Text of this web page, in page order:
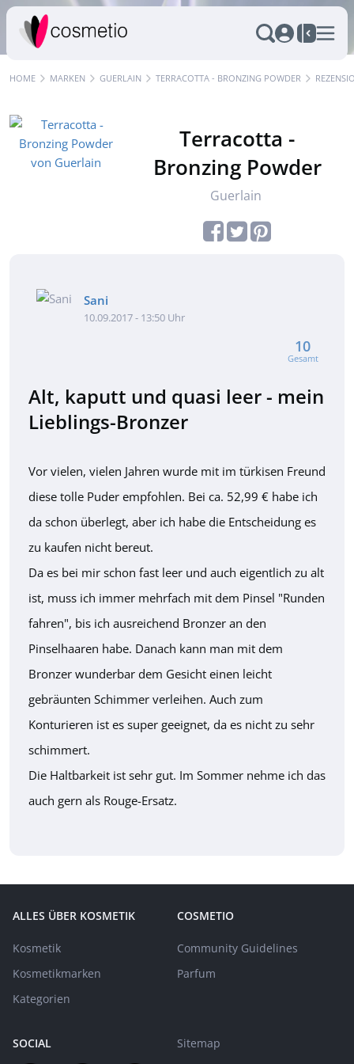
HOME MARKEN GUERLAIN TERRACOTTA - BRONZING POWDER
Terracotta -
Bronzing Powder
Guerlain
Sani
10.09.2017 - 13:50 Uhr
10
Gesamt
Alt, kaputt und quasi leer - mein
Lieblings-Bronzer
Vor vielen, vielen Jahren wurde mit im türkisen Freund
diese tolle Puder empfohlen. Bei ca. 52,99 € habe ich
da schon überlegt, aber ich habe die Entscheidung es
zu kaufen nicht bereut.
Da es bei mir schon fast leer und auch eigentlich zu alt
ist, muss ich immer mehrfach mit dem Pinsel "Runden
fahren", bis ich ausreichend Bronzer an den
Pinselhaaren habe. Danach kann man mit dem
Bronzer wunderbar dem Gesicht einen leicht
gebräunten Schimmer verleihen. Auch zum
Konturieren ist es super geeignet, da es nicht zu sehr
schimmert.
Die Haltbarkeit ist sehr gut. Im Sommer nehme ich das
auch gern als Rouge-Ersatz.
ALLES ÜBER KOSMETIK
Kosmetik
Kosmetikmarken
Kategorien
COSMETIO
Community Guidelines
Parfum
SOCIAL
Sitemap